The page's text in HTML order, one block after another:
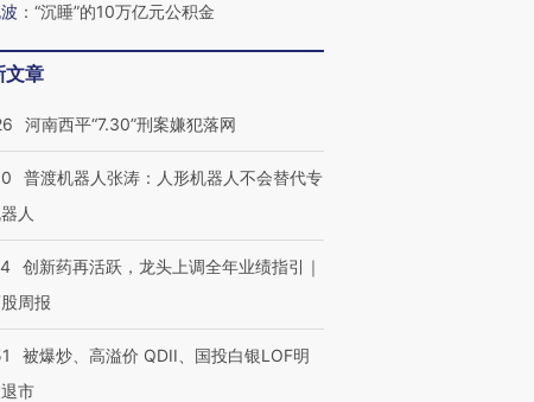
： “沉睡”的10万亿元公积金
文章
河南西平“7.30”刑案嫌犯落网
普渡机器人张涛：人形机器人不会替代专
人
创新药再活跃，龙头上调全年业绩指引｜
周报
被爆炒、高溢价 QDII、国投白银LOF明
市